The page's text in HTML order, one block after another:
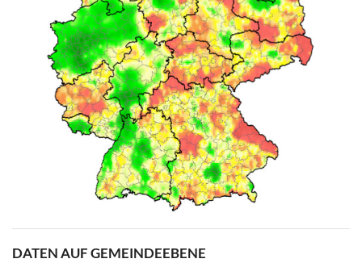
DATEN AUF GEMEINDEEBENE